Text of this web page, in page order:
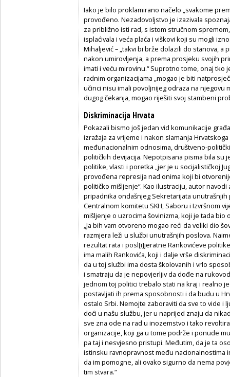
Iako je bilo proklamirano načelo „svakome
provođeno. Nezadovoljstvo je izazivala
za približno isti rad, s istom stručnom
isplaćivala i veća plaća i viškovi koji su mogli
Mihaljević – „takvi bi brže dolazili do stanova, a
nakon umirovljenja, a prema prosjeku svojih
imati i veću mirovinu.“ Suprotno tome, onaj
radnim organizacijama „mogao je biti
učinci nisu imali povoljnijeg odraza na njegovu
dugog čekanja, mogao riješiti svoj stambeni
Diskriminacija Hrvata
Pokazali bismo još jedan vid komunikacije
izražaja za vrijeme i nakon slamanja
međunacionalnim odnosima, društveno-
političkih devijacija. Nepotpisana pisma bila
politike, vlasti i poretka „jer je u socijalističkoj
provođena represija nad onima koji bi
političko mišljenje“. Kao ilustraciju, autor
pripadnika ondašnjeg Sekretarijata unutrašnjih
Centralnom komitetu SKH, Saboru i Izvršnom
mišljenje o uzrocima šovinizma, koji je tada
„Ja bih vam otvoreno mogao reći da veliki dio
razmjera leži u službi unutrašnjih poslova.
rezultat rata i posl[i]jeratne Rankovićeve
ima malih Rankovića, koji i dalje vrše
da u toj službi ima dosta školovanih i vrlo
i smatraju da je nepovjerljiv da dođe na
jednom toj politici trebalo stati na kraj i realno
postavljati ih prema sposobnosti i da budu u
ostalo Srbi. Nemojte zaboraviti da sve to vide i
doći u našu službu, jer u naprijed znaju da
sve zna ode na rad u inozemstvo i tako
organizacije, koji ga u tome podrže i ponude
pa taj i nesvjesno pristupi. Međutim, da je ta
istinsku ravnopravnost među nacionalnostima
da im pomogne, ali ovako sigurno da nema
tim stvara.“